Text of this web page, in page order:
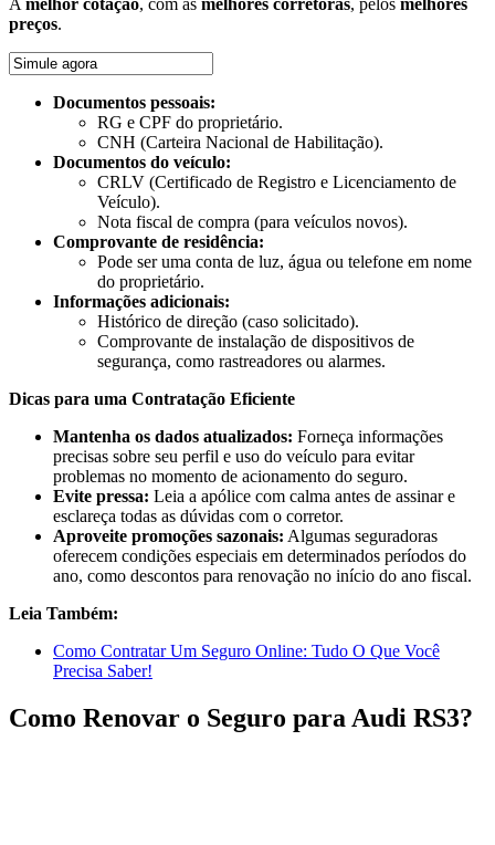
preços.
Documentos pessoais:
RG e CPF do proprietário.
CNH (Carteira Nacional de Habilitação).
Documentos do veículo:
CRLV (Certificado de Registro e Licenciamento de
Veículo).
Nota fiscal de compra (para veículos novos).
Comprovante de residência:
Pode ser uma conta de luz, água ou telefone em nome
do proprietário.
Informações adicionais:
Histórico de direção (caso solicitado).
Comprovante de instalação de dispositivos de
segurança, como rastreadores ou alarmes.
Dicas para uma Contratação Eficiente
Mantenha os dados atualizados: Forneça informações
precisas sobre seu perfil e uso do veículo para evitar
problemas no momento de acionamento do seguro.
Evite pressa: Leia a apólice com calma antes de assinar e
esclareça todas as dúvidas com o corretor.
Aproveite promoções sazonais: Algumas seguradoras
oferecem condições especiais em determinados períodos do
ano, como descontos para renovação no início do ano fiscal.
Leia Também:
Como Contratar Um Seguro Online: Tudo O Que Você
Precisa Saber!
Como Renovar o Seguro para Audi RS3?